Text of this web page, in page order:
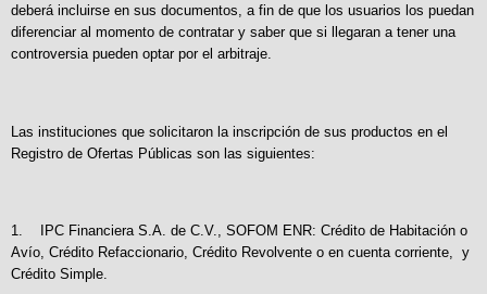
deberá incluirse en sus documentos, a fin de que los usuarios los puedan
diferenciar al momento de contratar y saber que si llegaran a tener una
controversia pueden optar por el arbitraje.
Las instituciones que solicitaron la inscripción de sus productos en el
Registro de Ofertas Públicas son las siguientes:
1. IPC Financiera S.A. de C.V., SOFOM ENR: Crédito de Habitación o
Avío, Crédito Refaccionario, Crédito Revolvente o en cuenta corriente, y
Crédito Simple.